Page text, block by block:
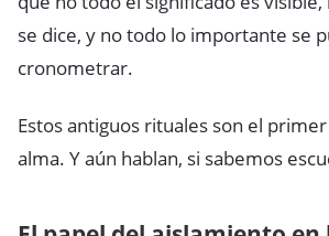
se dice, y no todo lo importante se
cronometrar.
Estos antiguos rituales son el
alma. Y aún hablan, si sabemos